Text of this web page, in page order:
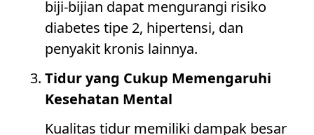
biji-bijian dapat mengurangi risiko
diabetes tipe 2, hipertensi, dan
penyakit kronis lainnya.
Tidur yang Cukup Memengaruhi
Kesehatan Mental
Kualitas tidur memiliki dampak besar